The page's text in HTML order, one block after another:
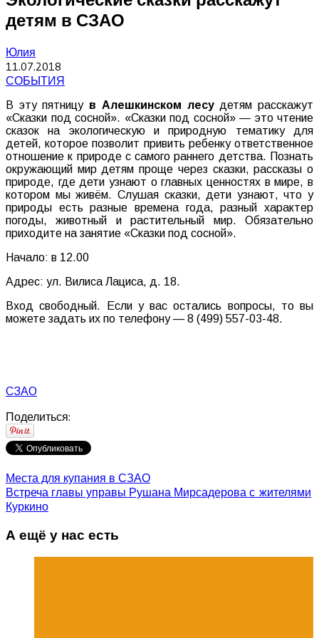
детям в СЗАО
Юлия
11.07.2018
СОБЫТИЯ
В эту пятницу в Алешкинском лесудетям расскажут
«Сказки под сосной». «Сказки под сосной» — это чтение
сказок на экологическую и природную тематику для
детей, которое позволит привить ребенку ответственное
отношение к природе с самого раннего детства. Познать
окружающий мир детям проще через сказки, рассказы о
природе, где дети узнают о главных ценностях в мире, в
котором мы живём. Слушая сказки, дети узнают, что у
природы есть разные времена года, разный характер
погоды, животный и растительный мир. Обязательно
приходите на занятие «Сказки под сосной».
Начало: в 12.00
Адрес: ул. Вилиса Лациса, д. 18.
Вход свободный. Если у вас остались вопросы, то вы
можете задать их по телефону — 8 (499) 557-03-48.
СЗАО
Поделиться:
Места для купания в СЗАО
Встреча главы управы Рушана Мирсадерова с жителями
Куркино
А ещё у нас есть